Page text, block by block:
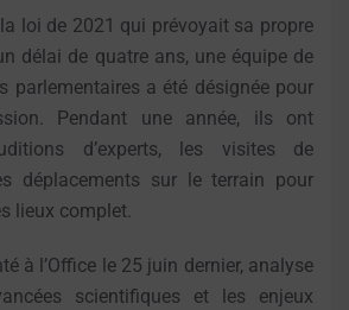
loi de 2021 qui prévoyait sa propre
délai de quatre ans, une équipe de
parlementaires a été désignée pour
Pendant une année, ils ont
d’experts, les visites de
déplacements sur le terrain pour
lieux complet.
à l’Office le 25 juin dernier, analyse
scientifiques et les enjeux